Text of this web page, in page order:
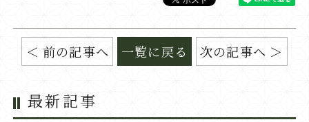
前の記事へ 一覧に戻る 次の記事へ
最新記事